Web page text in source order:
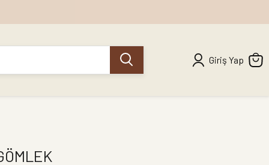
Giriş Yap